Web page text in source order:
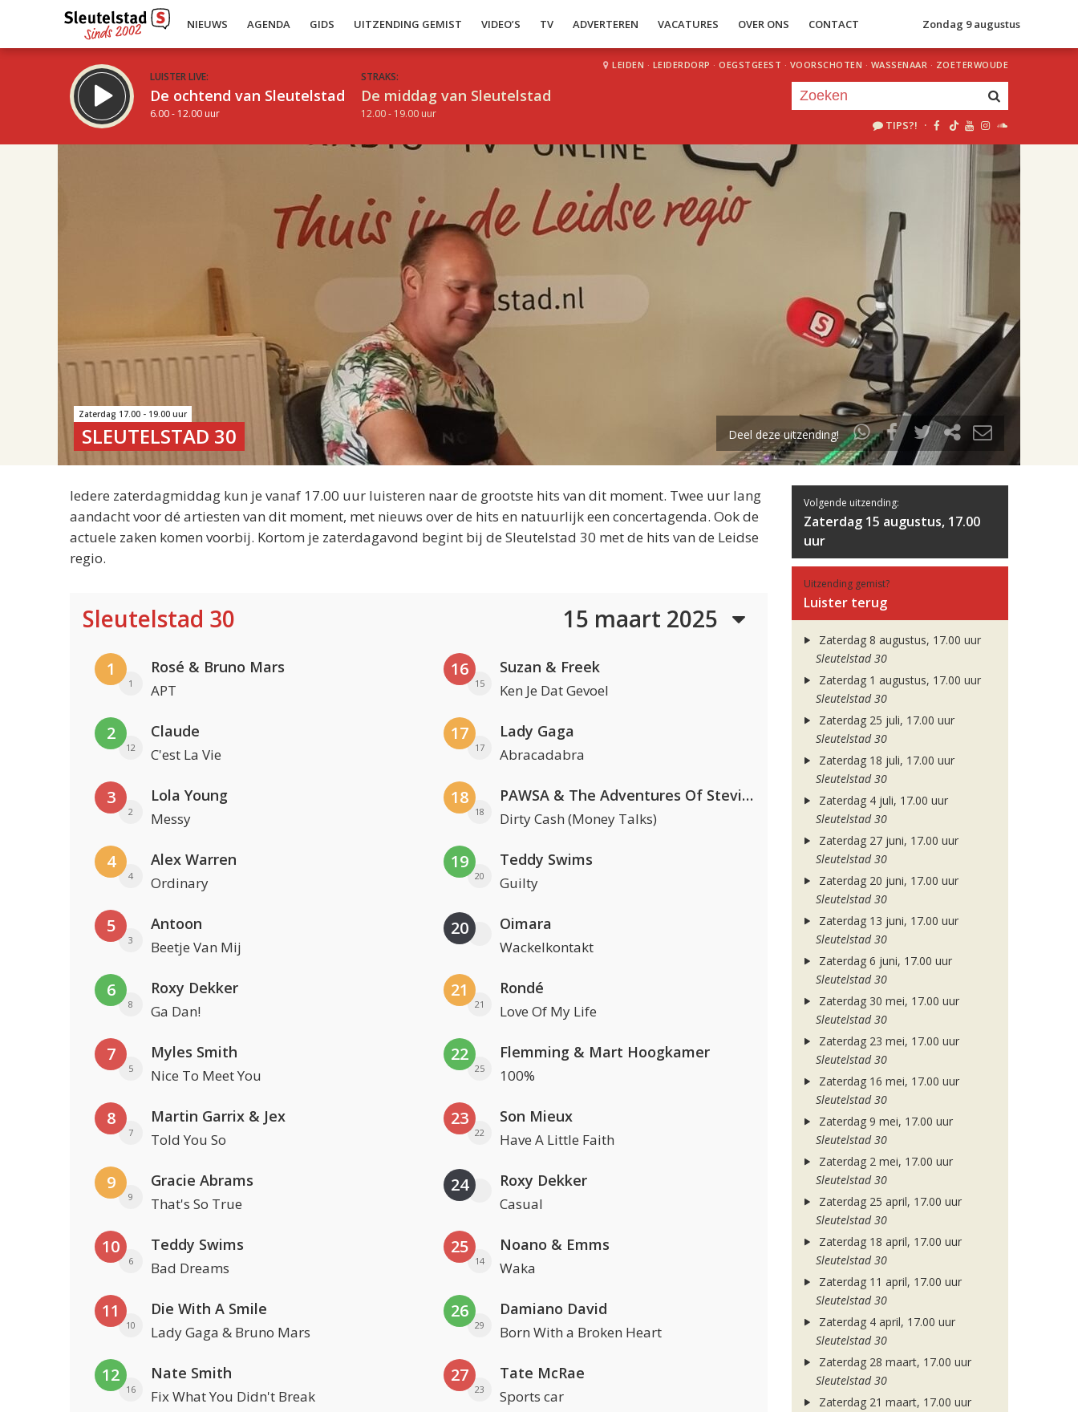
NIEUWS AGENDA GIDS UITZENDING GEMIST VIDEO’S TV ADVERTEREN VACATURES OVER ONS CONTACT Zondag 9 augustus
LUISTER LIVE:
De ochtend van Sleutelstad
6.00 - 12.00 uur
STRAKS:
De middag van Sleutelstad
12.00 - 19.00 uur
LEIDEN · LEIDERDORP · OEGSTGEEST · VOORSCHOTEN · WASSENAAR · ZOETERWOUDE
TIPS?! ·
uur 1 van 2
Volgend uur
Zaterdag 17.00 - 19.00 uur
SLEUTELSTAD 30 Deel deze uitzending!
Iedere zaterdagmiddag kun je vanaf 17.00 uur luisteren naar de grootste hits van dit moment. Twee uur lang
aandacht voor dé artiesten van dit moment, met nieuws over de hits en natuurlijk een concertagenda. Ook de
actuele zaken komen voorbij. Kortom je zaterdagavond begint bij de Sleutelstad 30 met de hits van de Leidse
regio.
Sleutelstad 30 15 maart 2025
1
1
Rosé & Bruno Mars
APT
2
12
Claude
C'est La Vie
3
2
Lola Young
Messy
4
4
Alex Warren
Ordinary
5
3
Antoon
Beetje Van Mij
6
8
Roxy Dekker
Ga Dan!
7
5
Myles Smith
Nice To Meet You
8
7
Martin Garrix & Jex
Told You So
9
9
Gracie Abrams
That's So True
10
6
Teddy Swims
Bad Dreams
11
10
Die With A Smile
Lady Gaga & Bruno Mars
12
16
Nate Smith
Fix What You Didn't Break
16
15
Suzan & Freek
Ken Je Dat Gevoel
17
17
Lady Gaga
Abracadabra
18
18
PAWSA & The Adventures Of Stevie V
Dirty Cash (Money Talks)
19
20
Teddy Swims
Guilty
20 Oimara
Wackelkontakt
21
21
Rondé
Love Of My Life
22
25
Flemming & Mart Hoogkamer
100%
23
22
Son Mieux
Have A Little Faith
24 Roxy Dekker
Casual
25
14
Noano & Emms
Waka
26
29
Damiano David
Born With a Broken Heart
27
23
Tate McRae
Sports car
Volgende uitzending:
Zaterdag 15 augustus, 17.00
uur
Uitzending gemist?
Luister terug
Zaterdag 8 augustus, 17.00 uur
Sleutelstad 30
Zaterdag 1 augustus, 17.00 uur
Sleutelstad 30
Zaterdag 25 juli, 17.00 uur
Sleutelstad 30
Zaterdag 18 juli, 17.00 uur
Sleutelstad 30
Zaterdag 4 juli, 17.00 uur
Sleutelstad 30
Zaterdag 27 juni, 17.00 uur
Sleutelstad 30
Zaterdag 20 juni, 17.00 uur
Sleutelstad 30
Zaterdag 13 juni, 17.00 uur
Sleutelstad 30
Zaterdag 6 juni, 17.00 uur
Sleutelstad 30
Zaterdag 30 mei, 17.00 uur
Sleutelstad 30
Zaterdag 23 mei, 17.00 uur
Sleutelstad 30
Zaterdag 16 mei, 17.00 uur
Sleutelstad 30
Zaterdag 9 mei, 17.00 uur
Sleutelstad 30
Zaterdag 2 mei, 17.00 uur
Sleutelstad 30
Zaterdag 25 april, 17.00 uur
Sleutelstad 30
Zaterdag 18 april, 17.00 uur
Sleutelstad 30
Zaterdag 11 april, 17.00 uur
Sleutelstad 30
Zaterdag 4 april, 17.00 uur
Sleutelstad 30
Zaterdag 28 maart, 17.00 uur
Sleutelstad 30
Zaterdag 21 maart, 17.00 uur